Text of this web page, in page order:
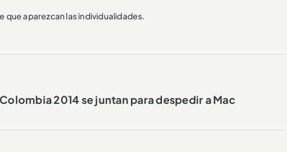
que aparezcan las individualidades.
2014 se juntan para despedir a Mac